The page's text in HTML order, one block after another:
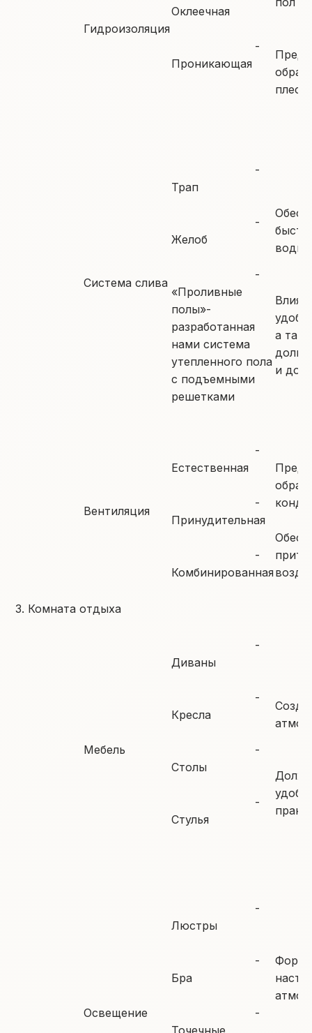
Гидроизоляция
Оклеечная
-
Проникающая
Система слива
-
Трап
-
Желоб
-
«Проливные
полы»-
разработанная
нами система
утепленного пола
с подъемными
решетками
воды
а
и
Вентиляция
-
Естественная
-
Принудительная
-
Комбинированная
3. Комната отдыха
Мебель
-
Диваны
-
Кресла
-
Столы
-
Стулья
Освещение
-
Люстры
-
Бра
-
Точечные